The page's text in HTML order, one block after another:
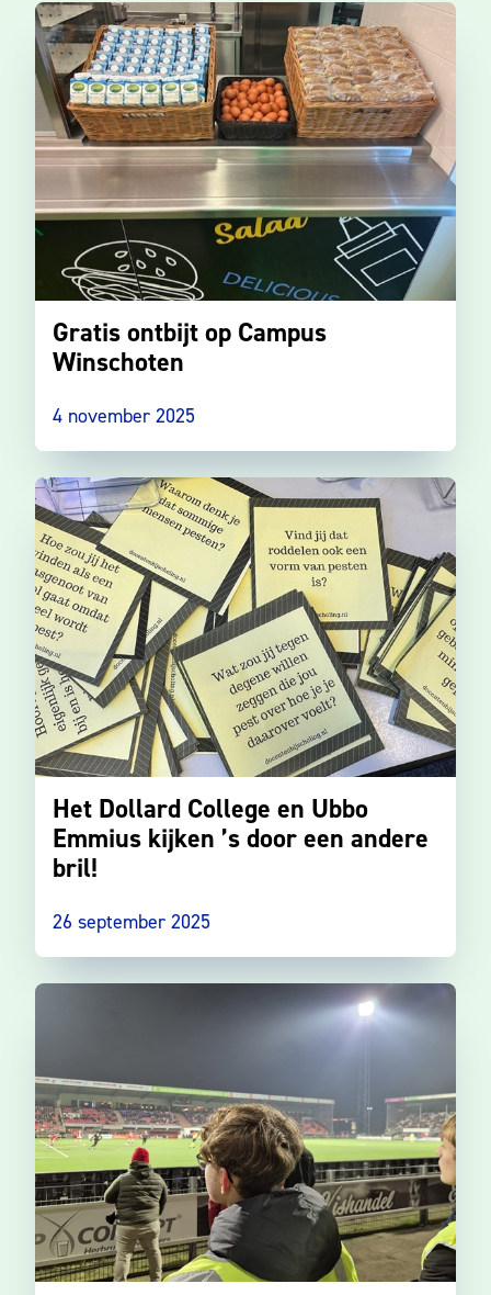
Gratis ontbijt op Campus
Winschoten
4 november 2025
Het Dollard College en Ubbo
Emmius kijken ’s door een andere
bril!
26 september 2025